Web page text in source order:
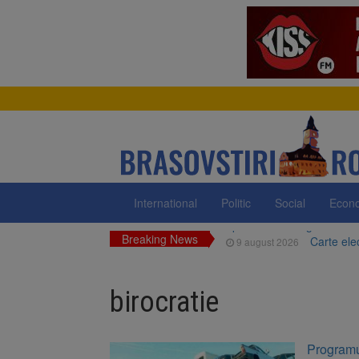
International Politic Social
Breaking News 9 august 2026 Carte
Zece
La 97
birocratie